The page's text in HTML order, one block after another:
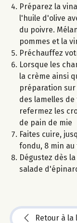
Préparez la
l'huile d'olive
du poivre.
pommes et la
Préchauffez
Lorsque les
la crème ainsi
préparation sur
des lamelles
refermez les
de pain de mie
Faites cuire,
fondu, 8 min au
Dégustez dès
salade
Retour à la